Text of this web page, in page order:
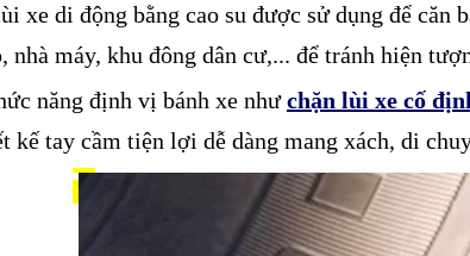
xe di động bằng cao su được sử dụng để
nhà máy, khu đông dân cư,... để tránh hiện
năng định vị bánh xe nhưchặn lùi xe cố
kế tay cầm tiện lợi dễ dàng mang xách, di